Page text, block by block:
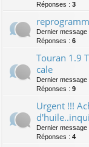
Réponses : 3
Dernier message
Réponses : 6
Touran 1.9
cale
Dernier message
Réponses : 9
Urgent !!!
Dernier message
Réponses : 4